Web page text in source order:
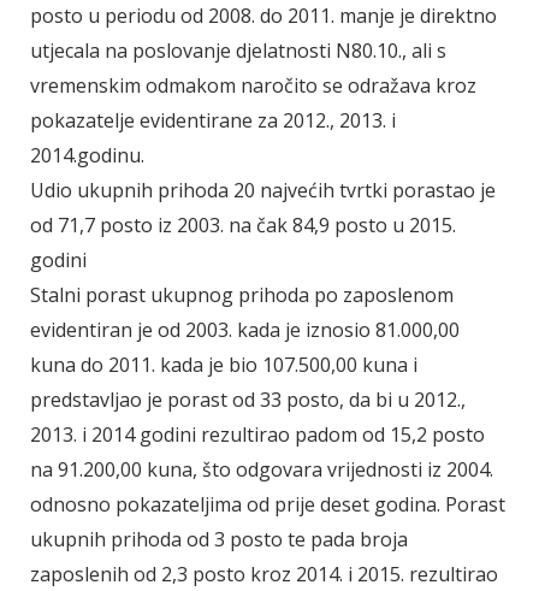
posto u periodu od 2008. do 2011. manje je direktno
utjecala na poslovanje djelatnosti N80.10., ali s
vremenskim odmakom naročito se odražava kroz
pokazatelje evidentirane za 2012., 2013. i
2014.godinu.
Udio ukupnih prihoda 20 najvećih tvrtki porastao je
od 71,7 posto iz 2003. na čak 84,9 posto u 2015.
godini
Stalni porast ukupnog prihoda po zaposlenom
evidentiran je od 2003. kada je iznosio 81.000,00
kuna do 2011. kada je bio 107.500,00 kuna i
predstavljao je porast od 33 posto, da bi u 2012.,
2013. i 2014 godini rezultirao padom od 15,2 posto
na 91.200,00 kuna, što odgovara vrijednosti iz 2004.
odnosno pokazateljima od prije deset godina. Porast
ukupnih prihoda od 3 posto te pada broja
zaposlenih od 2,3 posto kroz 2014. i 2015. rezultirao